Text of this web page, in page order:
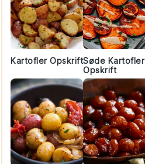
Kartofler OpskriftSøde Kartofler
Opskrift